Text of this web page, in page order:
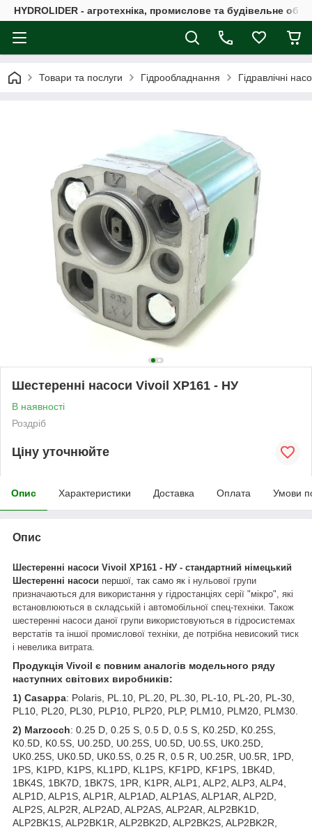
HYDROLIDER - агротехніка, промислове та будівельне
Товари та послуги Гідрообладнання Гідравлічні
Шестеренні насоси Vivoil XP161 - НУ
В наявності
Роздріб
Ціну уточнюйте
Опис Характеристики Доставка Оплата Умови
Опис
Шестеренні насоси Vivoil XP161 - НУ - стандартний німецький
Шестеренні насоси першої, так само як і нульової групи
призначаються для використання у гідростанціях серії "мікро", які
встановлюються в складській і автомобільної спец-техніки. Також
шестеренні насоси даної групи використовуються в гідросистемах
верстатів та іншої промислової техніки, де потрібна невисокий тиск
і невелика витрата.
Продукція Vivoil є повним аналогів модельного ряду
наступних світових виробників:
1) Casappa: Polaris, PL.10, PL.20, PL.30, PL-10, PL-20, PL-30,
PL10, PL20, PL30, PLP10, PLP20, PLP, PLM10, PLM20, PLM30.
2) Marzocch: 0.25 D, 0.25 S, 0.5 D, 0.5 S, K0.25D, K0.25S,
K0.5D, K0.5S, U0.25D, U0.25S, U0.5D, U0.5S, UK0.25D,
UK0.25S, UK0.5D, UK0.5S, 0.25 R, 0.5 R, U0.25R, U0.5R, 1PD,
1PS, K1PD, K1PS, KL1PD, KL1PS, KF1PD, KF1PS, 1BK4D,
1BK4S, 1BK7D, 1BK7S, 1PR, K1PR, ALP1, ALP2, ALP3, ALP4,
ALP1D, ALP1S, ALP1R, ALP1AD, ALP1AS, ALP1AR, ALP2D,
ALP2S, ALP2R, ALP2AD, ALP2AS, ALP2AR, ALP2BK1D,
ALP2BK1S, ALP2BK1R, ALP2BK2D, ALP2BK2S, ALP2BK2R,